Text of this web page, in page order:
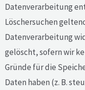
Datenverarbeitung
Löschersuchen
Datenverarbeitung
gelöscht, sofern wir
Gründe für die
Daten haben (z. B.